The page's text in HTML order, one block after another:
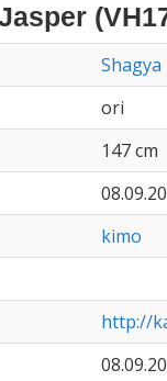
Shagya
ori
147 cm
kimo
http://